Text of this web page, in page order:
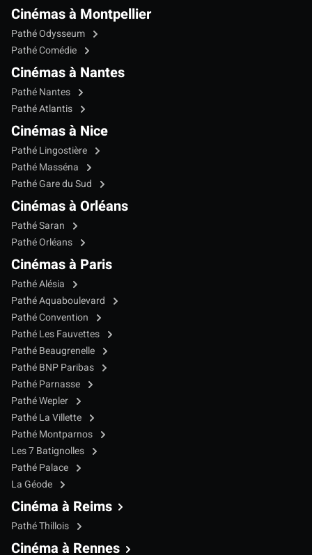
Cinémas à Montpellier
Pathé Odysseum
Pathé Comédie
Cinémas à Nantes
Pathé Nantes
Pathé Atlantis
Cinémas à Nice
Pathé Lingostière
Pathé Masséna
Pathé Gare du Sud
Cinémas à Orléans
Pathé Saran
Pathé Orléans
Cinémas à Paris
Pathé Alésia
Pathé Aquaboulevard
Pathé Convention
Pathé Les Fauvettes
Pathé Beaugrenelle
Pathé BNP Paribas
Pathé Parnasse
Pathé Wepler
Pathé La Villette
Pathé Montparnos
Les 7 Batignolles
Pathé Palace
La Géode
Cinéma à Reims
Pathé Thillois
Cinéma à Rennes